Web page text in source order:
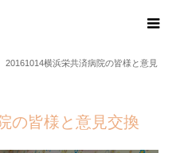
20161014横浜栄共済病院の皆様と意見
の皆様と意見交換